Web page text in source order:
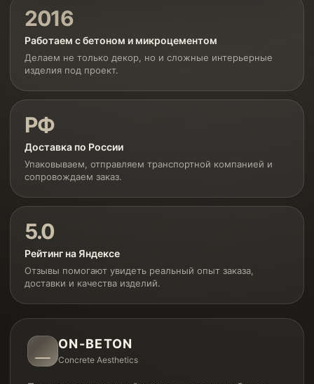
2016
Работаем с бетоном и микроцементом
Делаем не только декор, но и сложные интерьерные
изделия под проект.
РФ
Доставка по России
Упаковываем, отправляем транспортной компанией и
сопровождаем заказ.
5.0
Рейтинг на Яндексе
Отзывы помогают увидеть реальный опыт заказа,
доставки и качества изделий.
ON-BETON
Concrete Aesthetics